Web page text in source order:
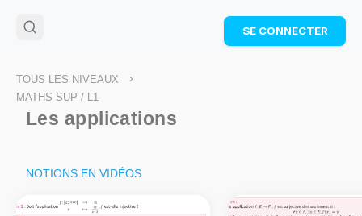
🌴Cahier de vacances offert
: révise les maths cet
Télécharge ton PDF gratuit et progresse avec des
SE CONNECTER
TOUS LES NIVEAUX >
MATHS SUP / L1
Les applications
NOTIONS EN VIDÉOS